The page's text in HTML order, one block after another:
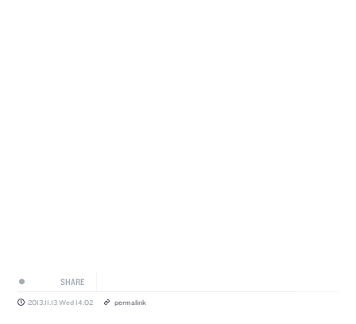
SHARE
2013.11.13 Wed 14:02 permalink